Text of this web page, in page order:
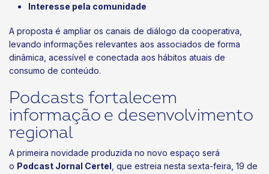
Interesse pela comunidade
A proposta é ampliar os canais de diálogo da cooperativa,
levando informações relevantes aos associados de forma
dinâmica, acessível e conectada aos hábitos atuais de
consumo de conteúdo.
Podcasts fortalecem
informação e desenvolvimento
regional
A primeira novidade produzida no novo espaço será
o Podcast Jornal Certel , que estreia nesta sexta-feira, 19 de